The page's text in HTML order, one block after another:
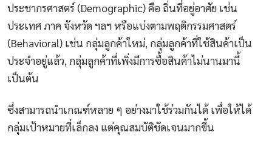
ประชากรศาสตร์ (Demographic) คือ ถิ่นที่อยู่อาศัย เช่น
ประเทศ ภาค จังหวัด ฯลฯ หรือแบ่งตามพฤติกรรมศาสตร์
(Behavioral) เช่น กลุ่มลูกค้าใหม่, กลุ่มลูกค้าที่ใช้สินค้าเป็น
ประจำอยู่แล้ว, กลุ่มลูกค้าที่เพิ่งมีการซื้อสินค้าไม่นานมานี้
เป็นต้น
ซึ่งสามารถนำเกณฑ์หลาย ๆ อย่างมาใช้ร่วมกันได้ เพื่อให้ได้
กลุ่มเป้าหมายที่เล็กลง แต่คุณสมบัติชัดเจนมากขึ้น